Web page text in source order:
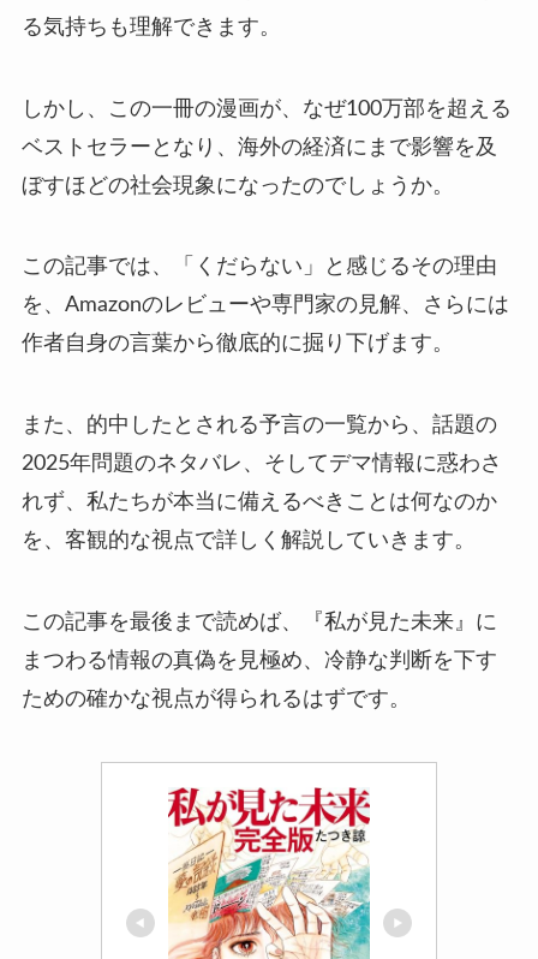
る気持ちも理解できます。
しかし、この一冊の漫画が、なぜ100万部を超える
ベストセラーとなり、海外の経済にまで影響を及
ぼすほどの社会現象になったのでしょうか。
この記事では、「くだらない」と感じるその理由
を、Amazonのレビューや専門家の見解、さらには
作者自身の言葉から徹底的に掘り下げます。
また、的中したとされる予言の一覧から、話題の
2025年問題のネタバレ、そしてデマ情報に惑わさ
れず、私たちが本当に備えるべきことは何なのか
を、客観的な視点で詳しく解説していきます。
この記事を最後まで読めば、『私が見た未来』に
まつわる情報の真偽を見極め、冷静な判断を下す
ための確かな視点が得られるはずです。